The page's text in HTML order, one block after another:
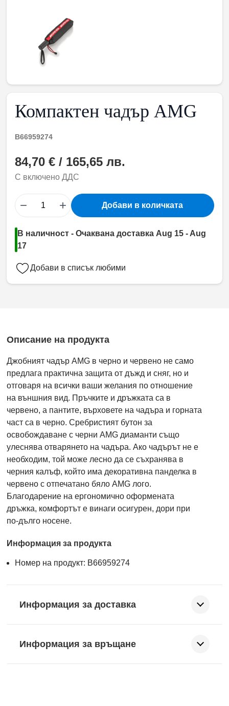
Компактен чадър AMG
B66959274
84,70 € / 165,65 лв.
С включено ДДС
− + Добави в количката
В наличност - Очаквана доставка Aug 15 - Aug
17
Добави в списък любими
Описание на продукта
Джобният чадър AMG в черно и червено не само
предлага практична защита от дъжд и сняг, но и
отговаря на всички ваши желания по отношение
на външния вид. Пръчките и дръжката са в
червено, а пантите, върховете на чадъра и горната
част са в черно. Сребристият бутон за
освобождаване с черни AMG диаманти също
улеснява отварянето на чадъра. Ако чадърът не е
необходим, той може лесно да се съхранява в
черния калъф, който има декоративна панделка в
червено с отпечатано бяло AMG лого.
Благодарение на ергономично оформената
дръжка, комфортът е винаги осигурен, дори при
по-дълго носене.
Информация за продукта
Номер на продукт: B66959274
Информация за доставка
Информация за връщане